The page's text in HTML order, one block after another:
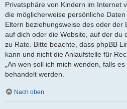
Privatsphäre von Kindern im Internet
die möglicherweise persönliche
Eltern beziehungsweise des oder
auf dich oder die Website, auf der du
zu Rate. Bitte beachte, dass phpBB
kann und nicht die Anlaufstelle für
„An wen soll ich mich wenden, falls
behandelt werden.
Nach oben